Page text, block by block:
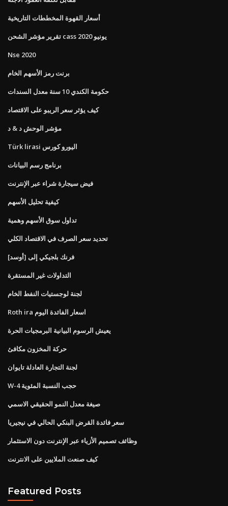
أسعار القهوة المخططات التاريخية
تقرير مؤشر الشحن cass يونيو 2020
Nse 2020
برنت رمز الأسهم الخام
حكومة الكندي 10 سنة معدل السندات
كيف يؤثر سعر الريبو على الاقتصاد
مؤشر الوحش د & د
Türk lirasi اليورو كورس
برنامج رسم البيانات
فيض سيجارة شراء عبر الإنترنت
كيفية تحليل الأسهم
تداول سوق الأسهم وهمية
تحديد سعر الصرف في الاقتصاد الكلي
فرنك بلجيكي إلى [أوسد]
التداولات غير المستقرة
لجنة لوجستيات النفط الخام
Roth ira اسعار الفائدة اليوم
يعيش الرسوم البيانية البرمجيات الحرة
حركة المخزون مكافئ
لجنة التجارة العادلة تايوان
W-4 حجب النسبة المئوية
صيغة معدل النمو الحقيقي الاسمي
سعر فائدة القرض البنكي الحالي في نيجيريا
وظائف تصميم الأزياء عبر الإنترنت دون الاستثمار
كيف صنعت الملايين على الانترنت
Featured Posts